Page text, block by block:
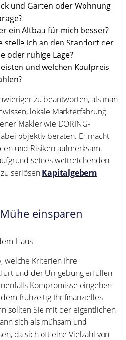
und Garten oder Wohnung
ein Altbau für mich besser?
stelle ich an den Standort der
oder ruhige Lage?
und welchen Kaufpreis
zu beantworten, als man
lokale Markterfahrung
Makler wie DÖRING-
objektiv beraten. Er macht
und Risiken aufmerksam.
seines weitreichenden
seriösen Kapitalgebern
einsparen
welche Kriterien Ihre
und der Umgebung erfüllen
Kompromisse eingehen
frühzeitig Ihr finanzielles
sollten Sie mit der eigentlichen
sich als mühsam und
da sich oft eine Vielzahl von